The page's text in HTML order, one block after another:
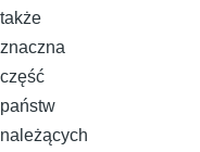
także
znaczna
część
państw
należących